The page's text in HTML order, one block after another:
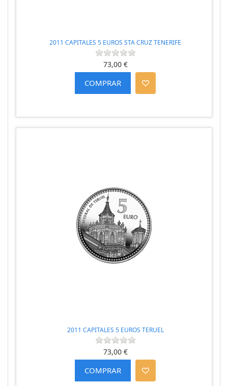
2011 CAPITALES 5 EUROS STA CRUZ TENERIFE
73,00 €
2011 CAPITALES 5 EUROS TERUEL
73,00 €